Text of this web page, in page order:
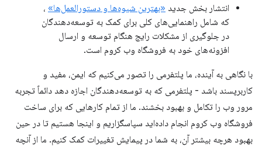
انتشار بخش جدید «بهترین شیوه‌ها و دستورالعمل‌ها» ،
که شامل راهنمایی‌های کلی برای کمک به توسعه‌دهندگان
در جلوگیری از مشکلات رایج هنگام توسعه و ارسال
افزونه‌های خود به فروشگاه وب کروم است.
با نگاهی به آینده، ما پلتفرمی را تصور می‌کنیم که ایمن، مفید و
کاربرپسند باشد - پلتفرمی که به توسعه‌دهندگان اجازه دهد دائماً تجربه
مرور وب را تکامل و بهبود بخشند. ما از تمام کارهایی که برای ساخت
فروشگاه وب کروم انجام داده‌اید سپاسگزاریم و اینجا هستیم تا در حین
بهبود هرچه بیشتر آن، به شما در پیمایش تغییرات کمک کنیم. ما از آنچه